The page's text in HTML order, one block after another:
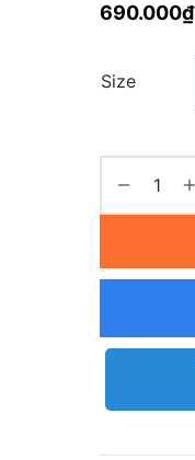
690.000₫
Size